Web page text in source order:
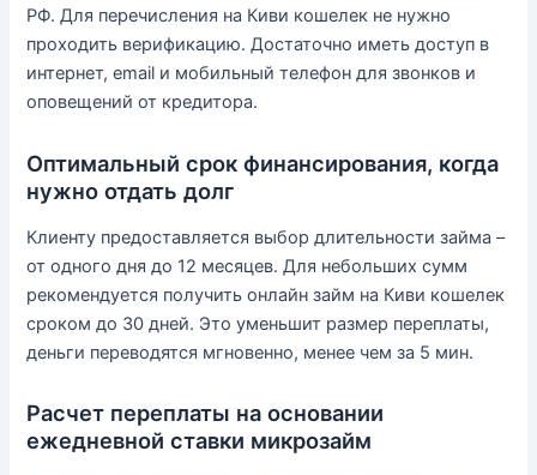
РФ. Для перечисления на Киви кошелек не нужно
проходить верификацию. Достаточно иметь доступ в
интернет, email и мобильный телефон для звонков и
оповещений от кредитора.
Оптимальный срок финансирования, когда
нужно отдать долг
Клиенту предоставляется выбор длительности займа –
от одного дня до 12 месяцев. Для небольших сумм
рекомендуется получить онлайн займ на Киви кошелек
сроком до 30 дней. Это уменьшит размер переплаты,
деньги переводятся мгновенно, менее чем за 5 мин.
Расчет переплаты на основании
ежедневной ставки микрозайм